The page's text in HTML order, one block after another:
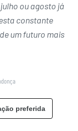
ou agosto já
constante
um futuro mais
preferida